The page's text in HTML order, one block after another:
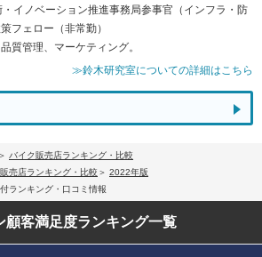
イノベーション推進事務局参事官（インフラ・防
フェロー（非常勤）
質管理、マーケティング。
≫鈴木研究室についての詳細はこちら
バイク販売店ランキング・比較
売店ランキング・比較
2022年版
ランキング・口コミ情報
顧客満足度ランキング一覧